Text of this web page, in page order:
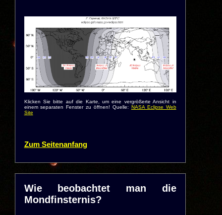
Klicken Sie bitte auf die Karte, um eine vergrößerte Ansicht in
einem separaten Fenster zu öffnen! Quelle: NASA Eclipse Web
Site
Zum Seitenanfang
Wie beobachtet man die
Mondfinsternis?